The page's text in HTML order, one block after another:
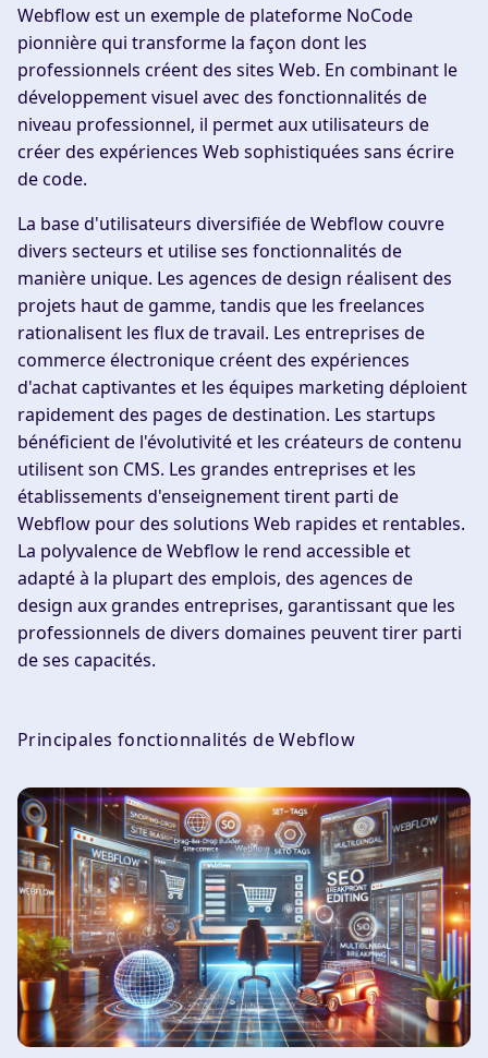
Webflow est un exemple de plateforme NoCode
pionnière qui transforme la façon dont les
professionnels créent des sites Web. En combinant le
développement visuel avec des fonctionnalités de
niveau professionnel, il permet aux utilisateurs de
créer des expériences Web sophistiquées sans écrire
de code.
La base d'utilisateurs diversifiée de Webflow couvre
divers secteurs et utilise ses fonctionnalités de
manière unique. Les agences de design réalisent des
projets haut de gamme, tandis que les freelances
rationalisent les flux de travail. Les entreprises de
commerce électronique créent des expériences
d'achat captivantes et les équipes marketing déploient
rapidement des pages de destination. Les startups
bénéficient de l'évolutivité et les créateurs de contenu
utilisent son CMS. Les grandes entreprises et les
établissements d'enseignement tirent parti de
Webflow pour des solutions Web rapides et rentables.
La polyvalence de Webflow le rend accessible et
adapté à la plupart des emplois, des agences de
design aux grandes entreprises, garantissant que les
professionnels de divers domaines peuvent tirer parti
de ses capacités.
Principales fonctionnalités de Webflow